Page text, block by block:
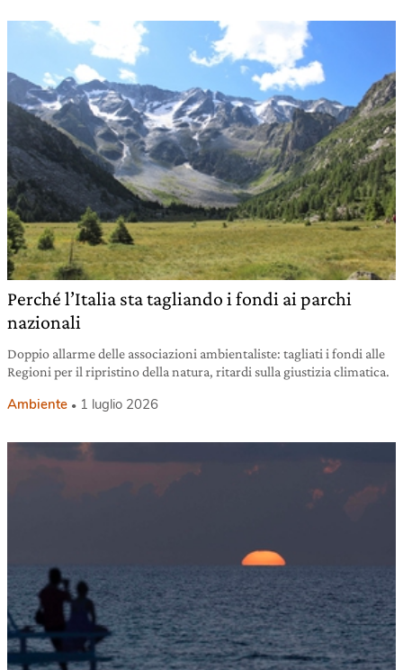
Perché l’Italia sta tagliando i fondi ai parchi
nazionali
Doppio allarme delle associazioni ambientaliste: tagliati i fondi alle
Regioni per il ripristino della natura, ritardi sulla giustizia climatica.
Ambiente 1 luglio 2026